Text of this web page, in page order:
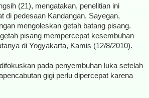
(21), mengatakan, penelitian ini
di pedesaan Kandangan, Sayegan,
mengoleskan getah batang pisang.
pisang mempercepat kesembuhan
di Yogyakarta, Kamis (12/8/2010).
pada penyembuhan luka setelah
gigi perlu dipercepat karena